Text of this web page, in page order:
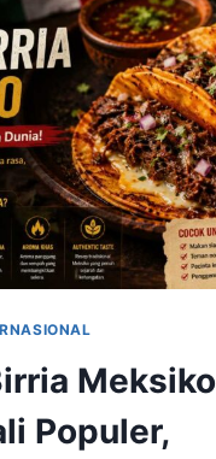
Meksiko
Populer,